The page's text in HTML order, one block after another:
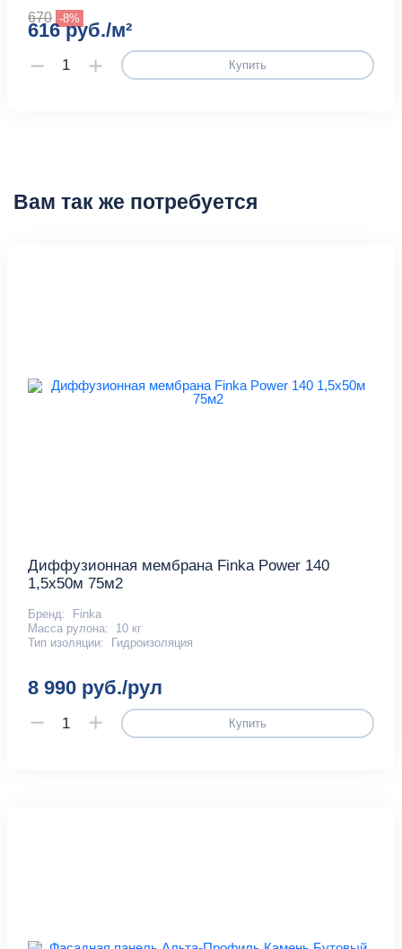
670 -8%
616 руб./м²
Купить
Вам так же потребуется
Диффузионная мембрана Finka Power 140
1,5х50м 75м2
Бренд:
Finka
Масса рулона:
10 кг
Тип изоляции:
Гидроизоляция
8 990 руб./рул
Купить